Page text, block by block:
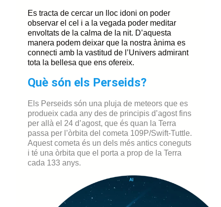
Es tracta de cercar un lloc idoni on poder
observar el cel i a la vegada poder meditar
envoltats de la calma de la nit. D’aquesta
manera podem deixar que la nostra ànima es
connecti amb la vastitud de l’Univers admirant
tota la bellesa que ens ofereix.
Què són els Perseids?
Els Perseids són una pluja de meteors que es
produeix cada any des de principis d’agost fins
per allà el 24 d’agost, que és quan la Terra
passa per l’òrbita del cometa 109P/Swift-Tuttle.
Aquest cometa és un dels més antics coneguts
i té una òrbita que el porta a prop de la Terra
cada 133 anys.